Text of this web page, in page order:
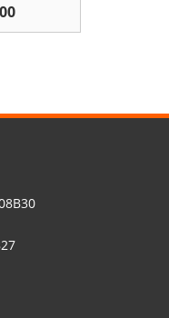
Huidige
prijs